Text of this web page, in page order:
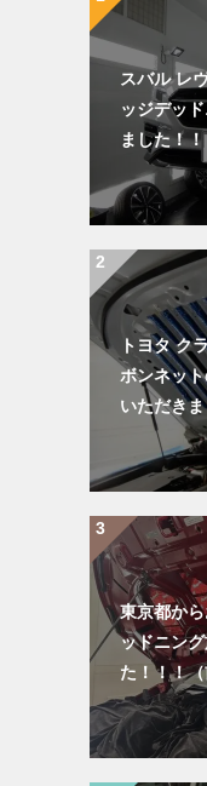
スバル レ
ッジデッ
ました！！
トヨタ ク
ボンネッ
いただき
東京都か
ッドニン
た！！！